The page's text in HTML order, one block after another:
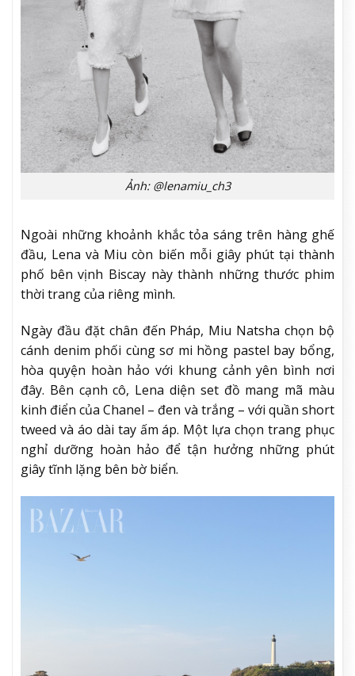
Ảnh: @lenamiu_ch3
Ngoài những khoảnh khắc tỏa sáng trên hàng ghế
đầu, Lena và Miu còn biến mỗi giây phút tại thành
phố bên vịnh Biscay này thành những thước phim
thời trang của riêng mình.
Ngày đầu đặt chân đến Pháp, Miu Natsha chọn bộ
cánh denim phối cùng sơ mi hồng pastel bay bổng,
hòa quyện hoàn hảo với khung cảnh yên bình nơi
đây. Bên cạnh cô, Lena diện set đồ mang mã màu
kinh điển của Chanel – đen và trắng – với quần short
tweed và áo dài tay ấm áp. Một lựa chọn trang phục
nghỉ dưỡng hoàn hảo để tận hưởng những phút
giây tĩnh lặng bên bờ biển.